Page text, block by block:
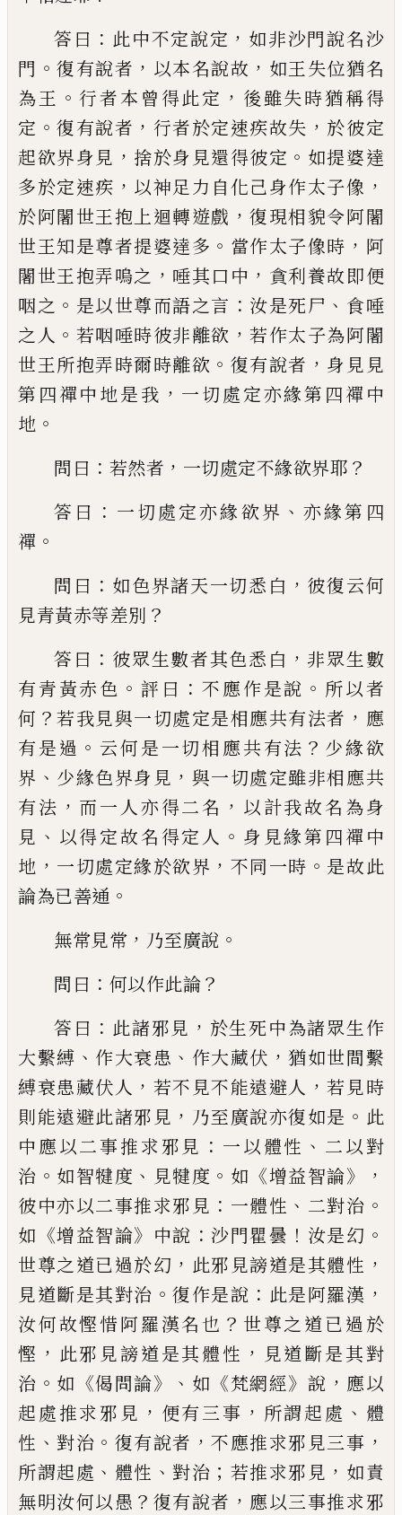
答曰 ： 此中不定說定 ， 如非沙門說名沙
門 。復有說者 ， 以本名說故 ， 如王失位猶名
為王 。行者本曾得此定 ， 後雖失時猶稱得
定 。復有說者 ， 行者於定速疾故失 ， 於彼定
起欲界身見 ， 捨於身見還得彼定 。 如提婆達
多於定速疾 ， 以神足力自化己身作太子像 ，
於阿闍世王抱上迴轉遊戲 ，復現相貌令阿闍
世王知是尊者提婆達多 。 當作太子像時 ， 阿
闍世王抱弄嗚之 ， 唾其口中 ， 貪利養故即便
咽之 。 是以世尊而語之言 ： 汝是死尸 、 食唾
之人 。 若咽唾時彼非離欲 ，若作太子為阿闍
世王所抱弄時爾時離欲 。 復有說者 ， 身見見
第四禪中地是我 ， 一切處定亦緣第四禪中
地 。
問曰 ： 若然者 ， 一切處定不緣欲界耶 ？
答曰 ： 一切處定亦緣欲界 、亦緣第四
禪 。
問曰 ： 如色界諸天一切悉白 ， 彼復云何
見青黃赤等差別 ？
答曰 ： 彼眾生數者其色悉白 ， 非眾生數
有青黃赤色 。 評曰 ：不應作是說 。 所以者
何 ？若我見與一切處定是相應共有法者 ， 應
有是過 。 云何是一切相應共有法 ？ 少緣欲
界 、 少緣色界身見 ， 與一切處定雖非相應共
有法 ， 而一 人亦得二名 ， 以計我故名為身
見 、 以得定故名得定人 。 身見緣第四禪中
地 ， 一切處定緣於欲界 ， 不同一時 。 是故此
論為已善通 。
無常見常 ， 乃至廣說 。
問曰 ： 何以作此論？
答 曰 ： 此諸邪見 ， 於生死中為諸眾生作
大繫縛 、 作大衰患 、 作大藏伏 ，猶如世間繫
縛衰患藏伏人 ， 若不見不能遠避人 ，若見時
則能遠避此諸邪見 ， 乃至廣說亦復如是 。 此
中應以二事推求邪見 ： 一以體性 、 二以對
治 。 如智犍度 、 見犍度 。 如 《增益智論》，
彼中亦以二事推求邪見 ： 一體性 、 二對治 。
如 《增益智論》 中說 ：沙門瞿曇 ！ 汝是幻 。
世尊之道已過於幻 ， 此邪見謗道是其體性 ，
見道斷是其對治 。復作是說 ： 此是阿羅漢 ，
汝何故慳惜阿羅漢名也 ？ 世尊之道已過於
慳 ， 此邪見謗道是其體性 ， 見道斷是其對
治 。 如 《偈問論》、 如 《梵網經》 說 ， 應以
起處推求邪見 ， 便有三事 ， 所謂起處 、 體
性 、對治 。 復有說者 ，不應推求邪見三事 ，
所謂起處 、 體性 、對治 ； 若推求邪見 ， 如責
無明汝何以愚 ？ 復有說者 ， 應以三事推求邪